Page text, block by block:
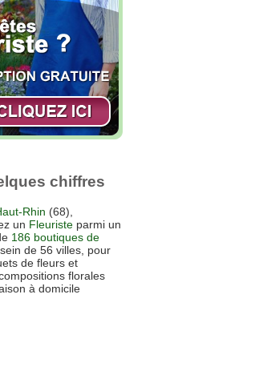
chiffres
Rhin (68),
un Fleuriste parmi un
186 boutiques de
de 56 villes, pour
de fleurs et
florales
à domicile